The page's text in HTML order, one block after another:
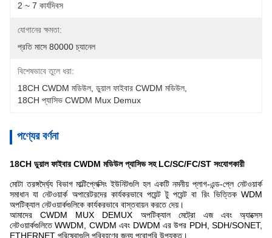
2 ~ 7 কার্যদিবস
যোগানের ক্ষমতা:
প্রতি মাসে 80000 চ্যানেল
বিশেষভাবে তুলে ধরা:
18CH CWDM মডিউল ডুয়াল ফাইবার CWDM মডিউল
18CH প্যাসিভ CWDM Mux Demux
পণ্যের বর্ণনা
18CH ডুয়াল ফাইবার CWDM মডিউল প্যাসিভ সহ LC/SC/FC/ST সংযোগকারী
মোটা তরঙ্গদৈর্ঘ্য বিভাগ মাল্টিপ্লেক্সিং ইউনিটগুলি হল একটি নমনীয় প্লাগ-এন্ড-প্লে নেটওয়ার্ক
সমাধান যা নেটওয়ার্ক অপারেটরদের কার্যকরভাবে পয়েন্ট টু পয়েন্ট বা রিং ভিত্তিক WDM
অপটিক্যাল নেটওয়ার্কগুলিকে কার্যকরভাবে বাস্তবায়ন করতে দেয়।
আমাদের CWDM MUX DEMUX অপটিক্যাল মেট্রো এজ এবং অ্যাক্সেস
নেটওয়ার্কগুলিতে WWDM, CWDM এবং DWDM এর উপর PDH, SDH/SONET,
ETHERNET পরিষেবাগুলি পরিবহণের জন্য পুরোপুরি উপযুক্ত।